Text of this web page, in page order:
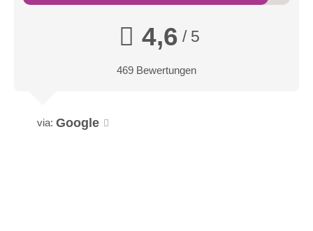
4,6 / 5
469 Bewertungen
via: Google